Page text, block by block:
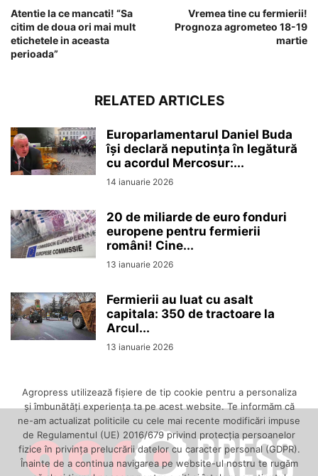
Atentie la ce mancati! “Sa
citim de doua ori mai mult
etichetele in aceasta
perioada”
Vremea tine cu fermierii!
Prognoza agrometeo 18-19
martie
RELATED ARTICLES
Europarlamentarul Daniel Buda
își declară neputința în legătură
cu acordul Mercosur:...
14 ianuarie 2026
20 de miliarde de euro fonduri
europene pentru fermierii
români! Cine...
13 ianuarie 2026
Fermierii au luat cu asalt
capitala: 350 de tractoare la
Arcul...
13 ianuarie 2026
Agropress utilizează fişiere de tip cookie pentru a personaliza
și îmbunătăți experiența ta pe acest website. Te informăm că
ne-am actualizat politicile cu cele mai recente modificări impuse
de Regulamentul (UE) 2016/679 privind protecția persoanelor
fizice în privința prelucrării datelor cu caracter personal (GDPR).
Înainte de a continua navigarea pe website-ul nostru te rugăm